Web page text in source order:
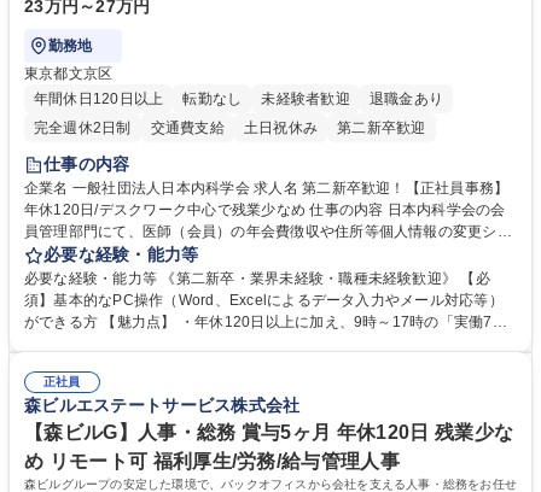
23万円～27万円
勤務地
東京都文京区
年間休日120日以上
転勤なし 未経験者歓迎
退職金あり
完全週休2日制
交通費支給 土日祝休み 第二新卒歓迎
仕事の内容
企業名 一般社団法人日本内科学会 求人名 第二新卒歓迎！【正社員事務】
年休120日/デスクワーク中心で残業少なめ 仕事の内容 日本内科学会の会
員管理部門にて、医師（会員）の年会費徴収や住所等個人情報の変更シス
テム入力、電話・FAX対応をお任せします。将来的には、各種委員会の運
営事務局業務などにも幅広く携わっていただきます。 【会員管理・データ
入力業務】 ・医師（会員）の住所変更、個人情報のシステム登録・更新
・年会費の徴収管理や入金データの照合確認 【問い合わせ対応】 ・会員
年休120日/デスクワーク中心で残業少なめ
必要な経験・能力等
必要な経験・能力等 《第二新卒・業界未経験・職種未経験歓迎》 【必
須】基本的なPC操作（Word、Excelによるデータ入力やメール対応等）
ができる方 【魅力点】 ・年休120日以上に加え、9時～17時の「実働7時
整、資料作成、当日の運営サポート 学歴・資格 学歴：大学院 大学 語学
力： 資格：
正社員
森ビルエステートサービス株式会社
【森ビルG】人事・総務 賞与5ヶ月 年休120日 残業少な
め リモート可 福利厚生/労務/給与管理人事
森ビルグループの安定した環境で、バックオフィスから会社を支える人事・総務をお任せ